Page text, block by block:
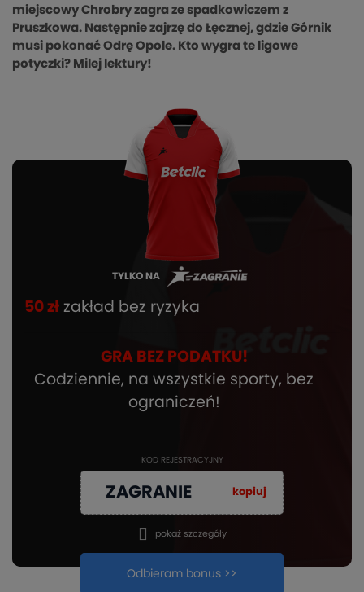
miejscowy Chrobry zagra ze spadkowiczem z
Pruszkowa. Następnie zajrzę do Łęcznej, gdzie Górnik
musi pokonać Odrę Opole. Kto wygra te ligowe
potyczki? Milej lektury!
TYLKO NA
50 zł zakład bez ryzyka
GRA BEZ PODATKU!
Codziennie, na wszystkie sporty, bez
ograniczeń!
KOD REJESTRACYJNY
ZAGRANIE kopiuj
Odbieram bonus >>
pokaż szczegóły